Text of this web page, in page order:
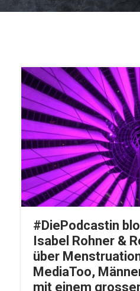
#DiePodcastin
Isabel Rohner &
über
MediaToo,
mit einem